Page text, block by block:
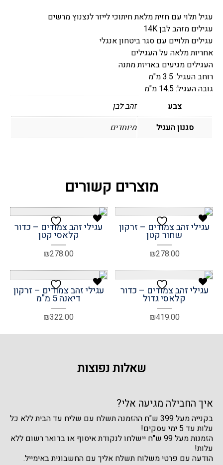
בינוני
עגיל תלוי עם חזית מלאת חיתוכי לייזר לנצנוץ מרשים
עגילים מזהב לבן 14K
עגילים תלויים עם סגר ביטחון אנגלי
אחריות מלאה על העגילים
העגילים מגיעים באריזת מתנה
רוחב העגיל: 3.5 מ"מ
גובה העגיל: 14.5 מ"מ
צבע
זהב לבן
סגנון העגיל
מיוחדים
מוצרים קשורים
עגילי זהב צמודים – זרקון
שחור קטן
₪278.00
עגילי זהב צמודים – כדור
קלאסי קטן
₪278.00
עגילי זהב צמודים – כדור
קלאסי גדול
₪419.00
עגילי זהב צמודים – זרקון
דיאנה 5 מ"מ
₪322.00
שאלות נפוצות
איך החבילה מגיעה אלי?
בקנייה מעל 399 ש"ח ההזמנה תשלח עם שליח עד הבית ללא כל
עלות עד 5 ימי עסקים!
הזמנות מעל 99 ש"ח יישלחו לנקודת איסוף או בדואר רשום ללא
עלות!
הודעה עם פרטי משלוח תשלח אליך עם החשבונית באימייל.